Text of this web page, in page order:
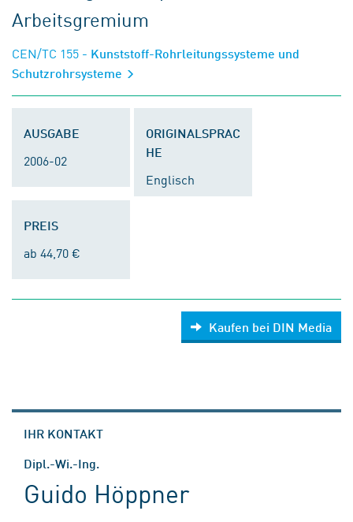
Arbeitsgremium
CEN/TC 155 - Kunststoff-Rohrleitungssysteme und
Schutzrohrsysteme
AUSGABE
2006-02
ORIGINALSPRAC
HE
Englisch
PREIS
ab 44,70 €
Kaufen bei DIN Media
IHR KONTAKT
Dipl.-Wi.-Ing.
Guido Höppner